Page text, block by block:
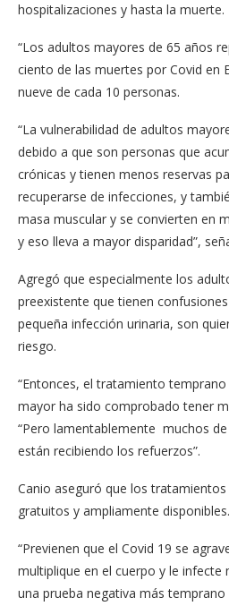
hospitalizaciones y hasta la muerte.
“Los adultos mayores de 65 años
ciento de las muertes por Covid en
nueve de cada 10 personas.
“La vulnerabilidad de adultos
debido a que son personas que
crónicas y tienen menos reservas
recuperarse de infecciones, y
masa muscular y se convierten en
y eso lleva a mayor disparidad”,
Agregó que especialmente los
preexistente que tienen
pequeña infección urinaria, son
riesgo.
“Entonces, el tratamiento
mayor ha sido comprobado tener
“Pero lamentablemente muchos
están recibiendo los refuerzos”.
Canio aseguró que los
gratuitos y ampliamente disponibles.
“Previenen que el Covid 19 se
multiplique en el cuerpo y le infecte
una prueba negativa más